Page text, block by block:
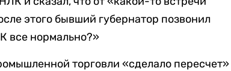
этого бывший губернатор позвонил
все нормально?»
торговли «сделало пересчет»